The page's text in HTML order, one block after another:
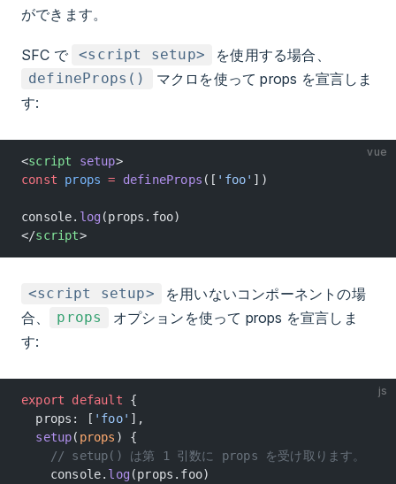
ができます。
SFC で <script setup> を使用する場合、
defineProps()
マクロを使って props を宣言しま
す:
vue
<script setup>
const props = defineProps ([ 'foo' ])
console. log(props.foo)
</script>
<script setup>
を用いないコンポーネントの場
合、
props
オプションを使って props を宣言しま
す:
js
export default {
  props: [
'foo' ],
  setup
( props ) {
    // setup() は第 1 引数に props を受け取ります。
    console.
log(props.foo)